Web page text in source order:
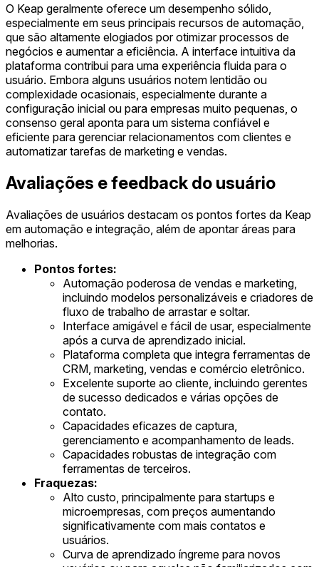
O Keap geralmente oferece um desempenho sólido,
especialmente em seus principais recursos de automação,
que são altamente elogiados por otimizar processos de
negócios e aumentar a eficiência. A interface intuitiva da
plataforma contribui para uma experiência fluida para o
usuário. Embora alguns usuários notem lentidão ou
complexidade ocasionais, especialmente durante a
configuração inicial ou para empresas muito pequenas, o
consenso geral aponta para um sistema confiável e
eficiente para gerenciar relacionamentos com clientes e
automatizar tarefas de marketing e vendas.
Avaliações e feedback do usuário
Avaliações de usuários destacam os pontos fortes da Keap
em automação e integração, além de apontar áreas para
melhorias.
Pontos fortes:
Automação poderosa de vendas e marketing,
incluindo modelos personalizáveis e criadores de
fluxo de trabalho de arrastar e soltar.
Interface amigável e fácil de usar, especialmente
após a curva de aprendizado inicial.
Plataforma completa que integra ferramentas de
CRM, marketing, vendas e comércio eletrônico.
Excelente suporte ao cliente, incluindo gerentes
de sucesso dedicados e várias opções de
contato.
Capacidades eficazes de captura,
gerenciamento e acompanhamento de leads.
Capacidades robustas de integração com
ferramentas de terceiros.
Fraquezas:
Alto custo, principalmente para startups e
microempresas, com preços aumentando
significativamente com mais contatos e
usuários.
Curva de aprendizado íngreme para novos